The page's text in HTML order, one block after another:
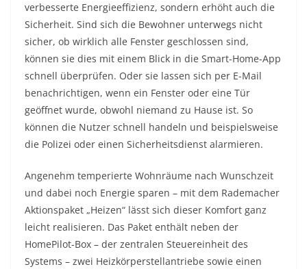
verbesserte Energieeffizienz, sondern erhöht auch die
Sicherheit. Sind sich die Bewohner unterwegs nicht
sicher, ob wirklich alle Fenster geschlossen sind,
können sie dies mit einem Blick in die Smart-Home-App
schnell überprüfen. Oder sie lassen sich per E-Mail
benachrichtigen, wenn ein Fenster oder eine Tür
geöffnet wurde, obwohl niemand zu Hause ist. So
können die Nutzer schnell handeln und beispielsweise
die Polizei oder einen Sicherheitsdienst alarmieren.
Angenehm temperierte Wohnräume nach Wunschzeit
und dabei noch Energie sparen – mit dem Rademacher
Aktionspaket „Heizen“ lässt sich dieser Komfort ganz
leicht realisieren. Das Paket enthält neben der
HomePilot-Box – der zentralen Steuereinheit des
Systems – zwei Heizkörperstellantriebe sowie einen